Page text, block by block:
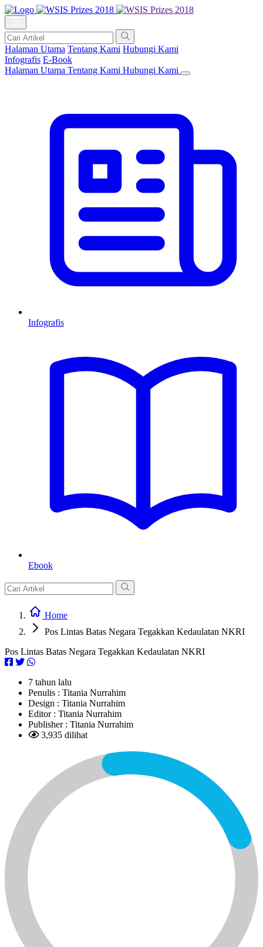
Halaman Utama Tentang Kami Hubungi Kami
Infografis E-Book
Halaman Utama Tentang Kami Hubungi Kami
Infografis
Ebook
Home
Pos Lintas Batas Negara Tegakkan Kedaulatan NKRI
Pos Lintas Batas Negara Tegakkan Kedaulatan NKRI
7 tahun lalu
Penulis : Titania Nurrahim
Design : Titania Nurrahim
Editor : Titania Nurrahim
Publisher : Titania Nurrahim
3,935 dilihat